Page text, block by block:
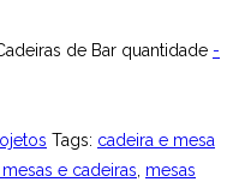
de Bar quantidade -
Tags: cadeira e mesa
e cadeiras mesas